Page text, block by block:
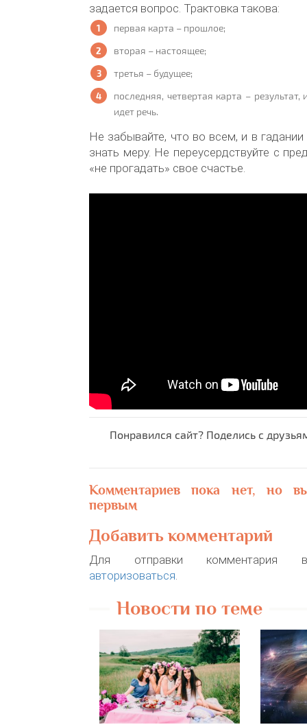
задается вопрос. Трактовка такова:
первая карта – прошлое;
вторая – настоящее;
третья – будущее;
последняя, четвертая карта –
идет речь.
Не забывайте, что во всем, и в
знать меру. Не переусердствуйте с
«не прогадать» свое счастье.
Понравился сайт? Поделись с
Комментариев пока нет, но
первым
Добавить комментарий
Для отправки комментария
авторизоваться
Новости по теме